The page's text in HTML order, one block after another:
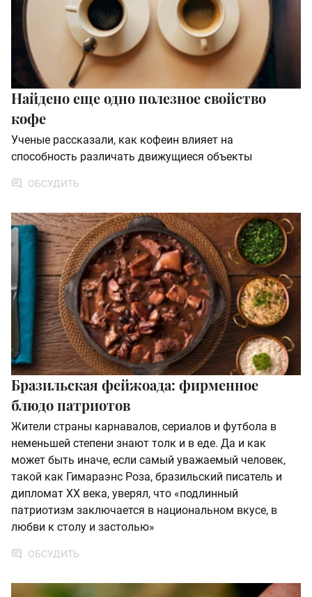
Найдено еще одно полезное свойство
кофе
Ученые рассказали, как кофеин влияет на
способность различать движущиеся объекты
ОБСУДИТЬ
Бразильская фейжоада: фирменное
блюдо патриотов
Жители страны карнавалов, сериалов и футбола в
неменьшей степени знают толк и в еде. Да и как
может быть иначе, если самый уважаемый человек,
такой как Гимараэнс Роза, бразильский писатель и
дипломат ХХ века, уверял, что «подлинный
патриотизм заключается в национальном вкусе, в
любви к столу и застолью»
ОБСУДИТЬ